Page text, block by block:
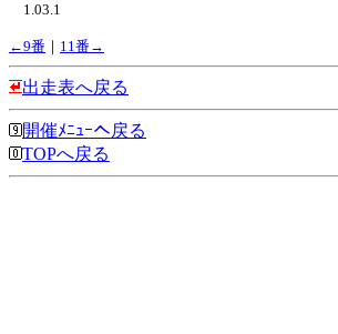
1.03.1
←9番 ｜ 11番→
出走表へ戻る
開催ﾒﾆｭｰへ戻る
TOPへ戻る